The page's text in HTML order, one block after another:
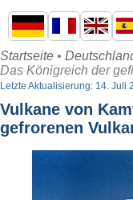
Startseite •
Das Königreich der
Letzte Aktualisierung: 14. Juli
Vulkane von
gefrorenen